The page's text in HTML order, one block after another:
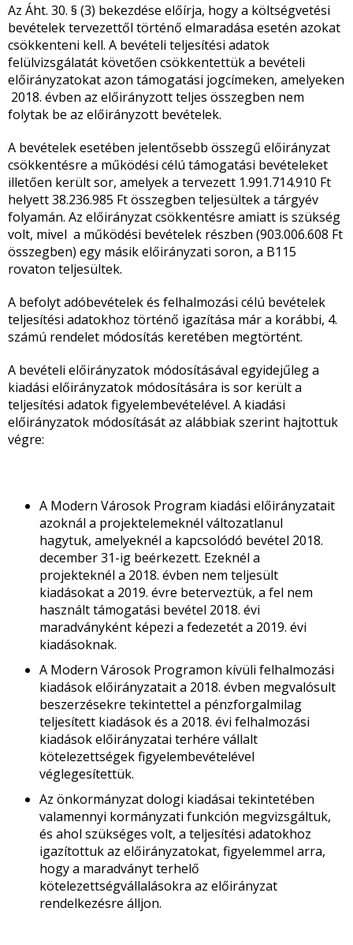
Az Áht. 30. § (3) bekezdése előírja, hogy a költségvetési
bevételek tervezettől történő elmaradása esetén azokat
csökkenteni kell. A bevételi teljesítési adatok
felülvizsgálatát követően csökkentettük a bevételi
előirányzatokat azon támogatási jogcímeken, amelyeken
2018. évben az előirányzott teljes összegben nem
folytak be az előirányzott bevételek.
A bevételek esetében jelentősebb összegű előirányzat
csökkentésre a működési célú támogatási bevételeket
illetően került sor, amelyek a tervezett 1.991.714.910 Ft
helyett 38.236.985 Ft összegben teljesültek a tárgyév
folyamán. Az előirányzat csökkentésre amiatt is szükség
volt, mivel a működési bevételek részben (903.006.608 Ft
összegben) egy másik előirányzati soron, a B115
rovaton teljesültek.
A befolyt adóbevételek és felhalmozási célú bevételek
teljesítési adatokhoz történő igazítása már a korábbi, 4.
számú rendelet módosítás keretében megtörtént.
A bevételi előirányzatok módosításával egyidejűleg a
kiadási előirányzatok módosítására is sor került a
teljesítési adatok figyelembevételével. A kiadási
előirányzatok módosítását az alábbiak szerint hajtottuk
végre:
A Modern Városok Program kiadási előirányzatait
azoknál a projektelemeknél változatlanul
hagytuk, amelyeknél a kapcsolódó bevétel 2018.
december 31-ig beérkezett. Ezeknél a
projekteknél a 2018. évben nem teljesült
kiadásokat a 2019. évre beterveztük, a fel nem
használt támogatási bevétel 2018. évi
maradványként képezi a fedezetét a 2019. évi
kiadásoknak.
A Modern Városok Programon kívüli felhalmozási
kiadások előirányzatait a 2018. évben megvalósult
beszerzésekre tekintettel a pénzforgalmilag
teljesített kiadások és a 2018. évi felhalmozási
kiadások előirányzatai terhére vállalt
kötelezettségek figyelembevételével
véglegesítettük.
Az önkormányzat dologi kiadásai tekintetében
valamennyi kormányzati funkción megvizsgáltuk,
és ahol szükséges volt, a teljesítési adatokhoz
igazítottuk az előirányzatokat, figyelemmel arra,
hogy a maradványt terhelő
kötelezettségvállalásokra az előirányzat
rendelkezésre álljon.